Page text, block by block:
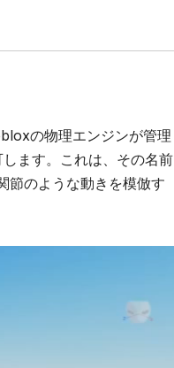
の物理エンジンが管理
ます。これは、その名前
節のような動きを模倣す